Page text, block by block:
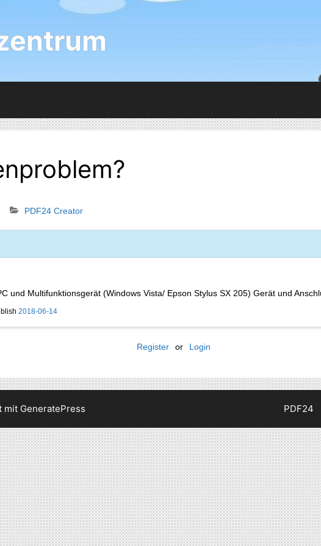
PDF24 Creator
und Multifunktionsgerät (Windows Vista/ Epson Stylus SX 205) Gerät und
2018-06-14
Register or Login
PDF24
mit GeneratePress